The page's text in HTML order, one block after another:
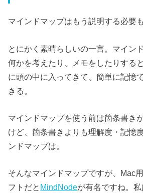
マインドマップはもう説明する必要
とにかく素晴らしいの一言。マイン
何かを考えたり、メモをしたりする
に頭の中に入ってきて、簡単に記憶
きる。
マインドマップを使う前は箇条書き
けど、箇条書きよりも理解度・記憶
ンドマップは。
そんなマインドマップですが、Mac
フトだと MindNodeが有名ですね。